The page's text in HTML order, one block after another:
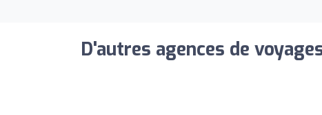
D'autres agences de